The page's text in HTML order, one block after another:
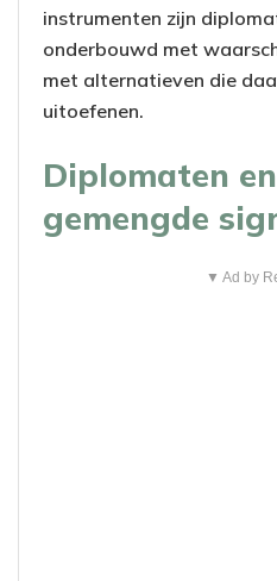
instrumenten zijn
onderbouwd met
met alternatieven die
uitoefenen.
Diplomaten
gemengde
▼ Ad by